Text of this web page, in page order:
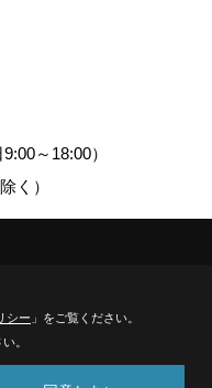
9:00～18:00）
く）
シー 」をご覧ください。
。